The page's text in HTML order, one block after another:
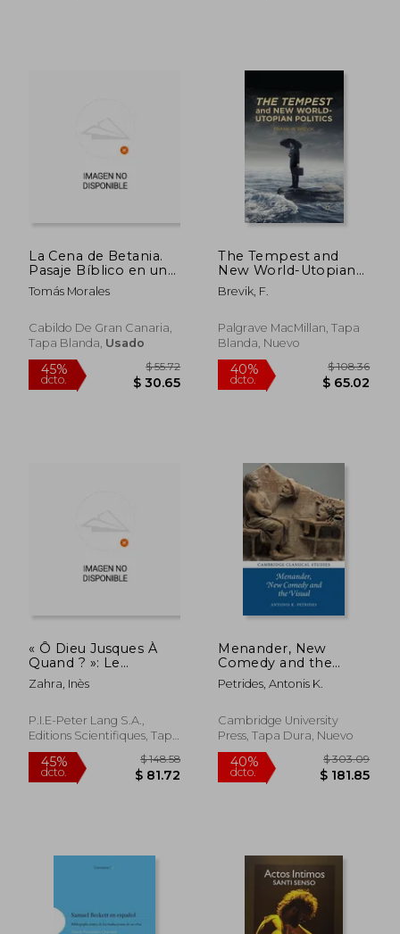
45%
dcto.
40%
dcto.
La Cena de Betania.
Pasaje Bíblico en un
Acto y en Prosa
Tomás Morales
Cabildo De Gran Canaria,
Tapa Blanda, Usado
The Tempest and
New World-Utopian
Politics (en Inglés)
Brevik, F.
Palgrave MacMillan, Tapa
Blanda, Nuevo
« Ô Dieu Jusques À
Quand ? »: Le
Traumatisme Des
Guerres de Religion
Française de 1562 À
1610 (en Francés)
Zahra, Inès
P.I.E-Peter Lang S.A.,
Editions Scientifiques, Tapa
Blanda, Nuevo
Menander, New
Comedy and the
Visual (en Inglés)
Petrides, Antonis K.
Cambridge University
Press, Tapa Dura, Nuevo